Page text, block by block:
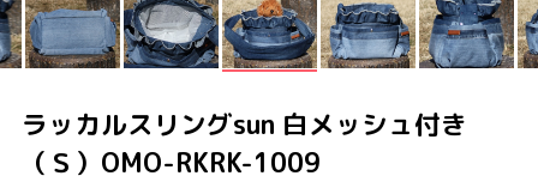
ラッカルスリングsun 白メッシュ付き
（Ｓ）OMO-RKRK-1009